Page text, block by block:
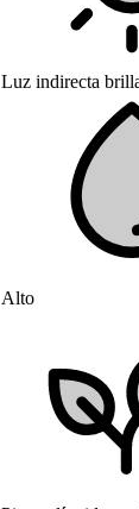
Luz indirecta
Alto